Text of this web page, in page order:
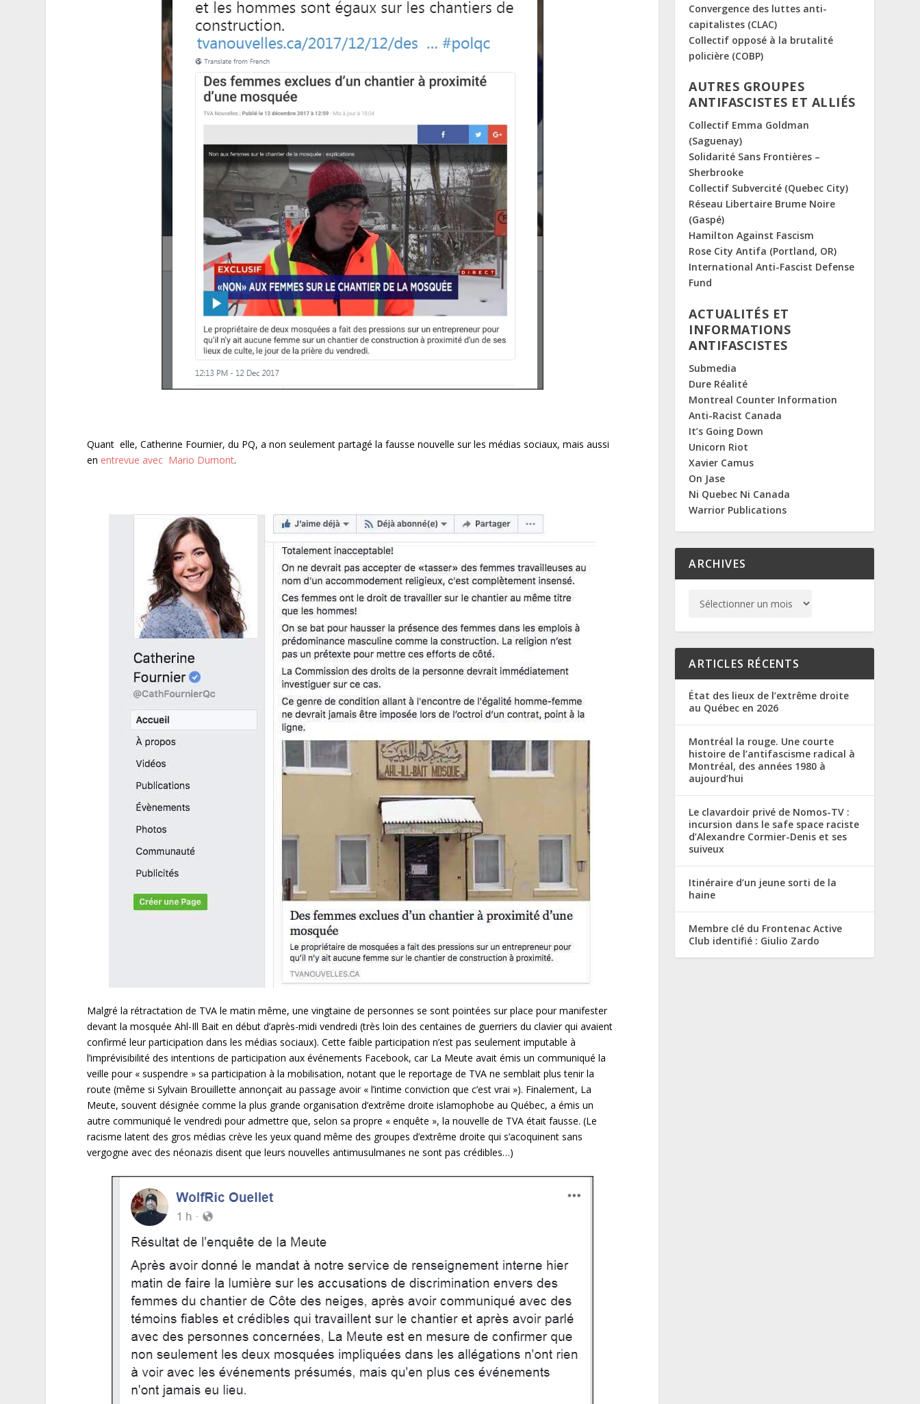
Quant elle, Catherine Fournier, du PQ, a non seulement partagé la fausse nouvelle sur les médias sociaux, mais aussi
en entrevue avec Mario Dumont.
Malgré la rétractation de TVA le matin même, une vingtaine de personnes se sont pointées sur place pour manifester
devant la mosquée Ahl-Ill Bait en début d’après-midi vendredi (très loin des centaines de guerriers du clavier qui avaient
confirmé leur participation dans les médias sociaux). Cette faible participation n’est pas seulement imputable à
l’imprévisibilité des intentions de participation aux événements Facebook, car La Meute avait émis un communiqué la
veille pour « suspendre » sa participation à la mobilisation, notant que le reportage de TVA ne semblait plus tenir la
route (même si Sylvain Brouillette annonçait au passage avoir « l’intime conviction que c’est vrai »). Finalement, La
Meute, souvent désignée comme la plus grande organisation d’extrême droite islamophobe au Québec, a émis un
autre communiqué le vendredi pour admettre que, selon sa propre « enquête », la nouvelle de TVA était fausse. (Le
racisme latent des gros médias crève les yeux quand même des groupes d’extrême droite qui s’acoquinent sans
vergogne avec des néonazis disent que leurs nouvelles antimusulmanes ne sont pas crédibles…)
Convergence des luttes anti-
capitalistes (CLAC)
Collectif opposé à la brutalité
policière (COBP)
AUTRES GROUPES
ANTIFASCISTES ET ALLIÉS
Collectif Emma Goldman
(Saguenay)
Solidarité Sans Frontières –
Sherbrooke
Collectif Subvercité (Quebec City)
Réseau Libertaire Brume Noire
(Gaspé)
Hamilton Against Fascism
Rose City Antifa (Portland, OR)
International Anti-Fascist Defense
Fund
ACTUALITÉS ET
INFORMATIONS
ANTIFASCISTES
Submedia
Dure Réalité
Montreal Counter Information
Anti-Racist Canada
It’s Going Down
Unicorn Riot
Xavier Camus
On Jase
Ni Quebec Ni Canada
Warrior Publications
ARCHIVES
ARTICLES RÉCENTS
État des lieux de l’extrême droite
au Québec en 2026
Montréal la rouge. Une courte
histoire de l’antifascisme radical à
Montréal, des années 1980 à
aujourd’hui
Le clavardoir privé de Nomos-TV :
incursion dans le safe space raciste
d’Alexandre Cormier-Denis et ses
suiveux
Itinéraire d’un jeune sorti de la
haine
Membre clé du Frontenac Active
Club identifié : Giulio Zardo